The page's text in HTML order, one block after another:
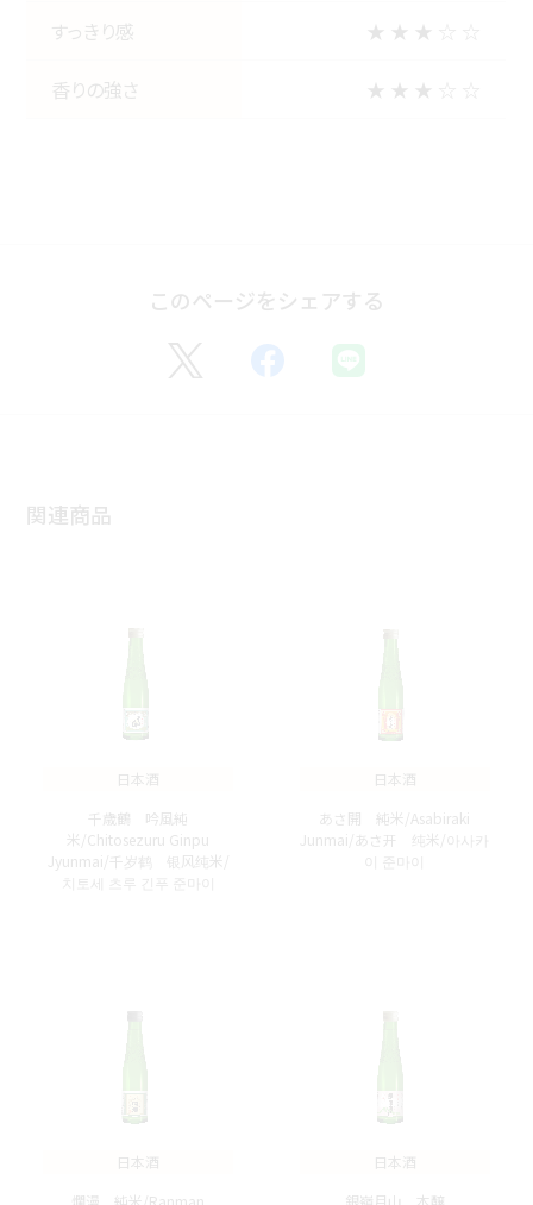
すっきり感 ★ ★ ★ ☆ ☆
香りの強さ ★ ★ ★ ☆ ☆
このページをシェアする
関連商品
日本酒
千歳鶴 吟風純
米/Chitosezuru Ginpu
Jyunmai/千岁鹤 银风纯米/
日本酒
あさ開 純米/Asabiraki
Junmai/あさ开 纯米/아사카
日本酒
爛漫 純米/Ranman
日本酒
銀嶺月山 本醸